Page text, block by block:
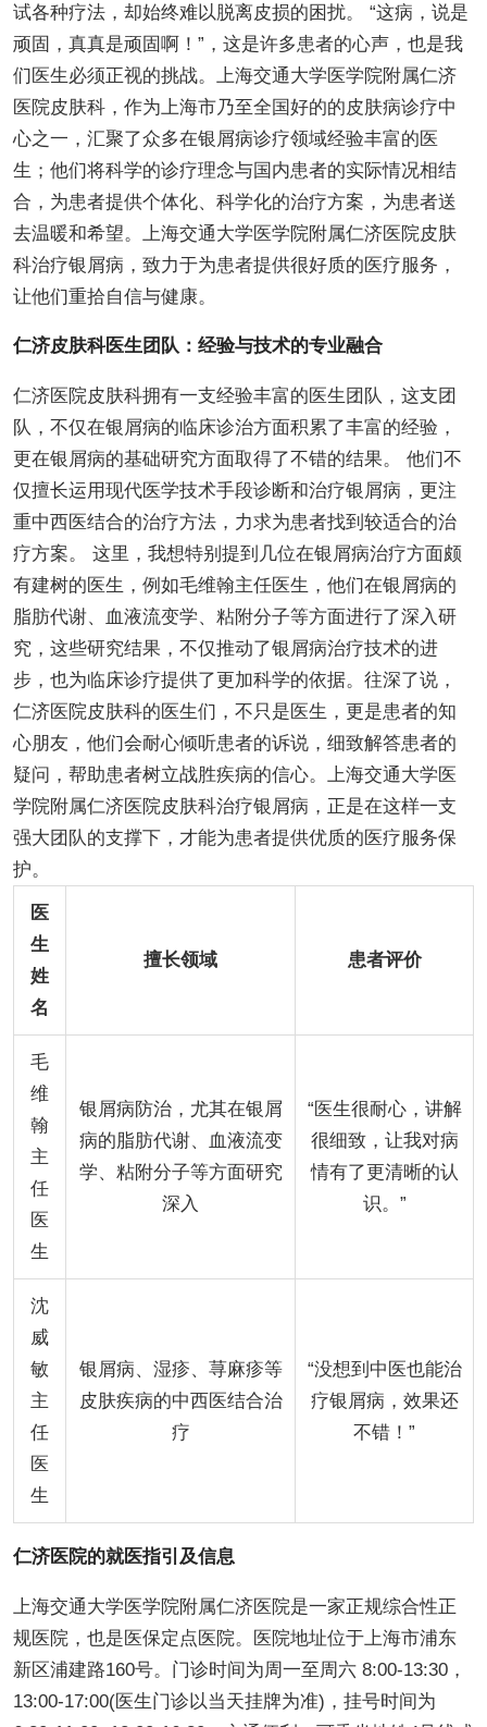
试各种疗法，却始终难以脱离皮损的困扰。 “这病，说是
顽固，真真是顽固啊！”，这是许多患者的心声，也是我
们医生必须正视的挑战。上海交通大学医学院附属仁济
医院皮肤科，作为上海市乃至全国好的的皮肤病诊疗中
心之一，汇聚了众多在银屑病诊疗领域经验丰富的医
生；他们将科学的诊疗理念与国内患者的实际情况相结
合，为患者提供个体化、科学化的治疗方案，为患者送
去温暖和希望。上海交通大学医学院附属仁济医院皮肤
科治疗银屑病，致力于为患者提供很好质的医疗服务，
让他们重拾自信与健康。
仁济皮肤科医生团队：经验与技术的专业融合
仁济医院皮肤科拥有一支经验丰富的医生团队，这支团
队，不仅在银屑病的临床诊治方面积累了丰富的经验，
更在银屑病的基础研究方面取得了不错的结果。 他们不
仅擅长运用现代医学技术手段诊断和治疗银屑病，更注
重中西医结合的治疗方法，力求为患者找到较适合的治
疗方案。 这里，我想特别提到几位在银屑病治疗方面颇
有建树的医生，例如毛维翰主任医生，他们在银屑病的
脂肪代谢、血液流变学、粘附分子等方面进行了深入研
究，这些研究结果，不仅推动了银屑病治疗技术的进
步，也为临床诊疗提供了更加科学的依据。往深了说，
仁济医院皮肤科的医生们，不只是医生，更是患者的知
心朋友，他们会耐心倾听患者的诉说，细致解答患者的
疑问，帮助患者树立战胜疾病的信心。上海交通大学医
学院附属仁济医院皮肤科治疗银屑病，正是在这样一支
强大团队的支撑下，才能为患者提供优质的医疗服务保
护。
医
生
姓
名
擅长领域 患者评价
毛
维
翰
主
任
医
生
银屑病防治，尤其在银屑
病的脂肪代谢、血液流变
学、粘附分子等方面研究
深入
“医生很耐心，讲解
很细致，让我对病
情有了更清晰的认
识。”
沈
威
敏
主
任
医
生
银屑病、湿疹、荨麻疹等
皮肤疾病的中西医结合治
疗
“没想到中医也能治
疗银屑病，效果还
不错！”
仁济医院的就医指引及信息
上海交通大学医学院附属仁济医院是一家正规综合性正
规医院，也是医保定点医院。医院地址位于上海市浦东
新区浦建路160号。门诊时间为周一至周六 8:00-13:30，
13:00-17:00(医生门诊以当天挂牌为准)，挂号时间为